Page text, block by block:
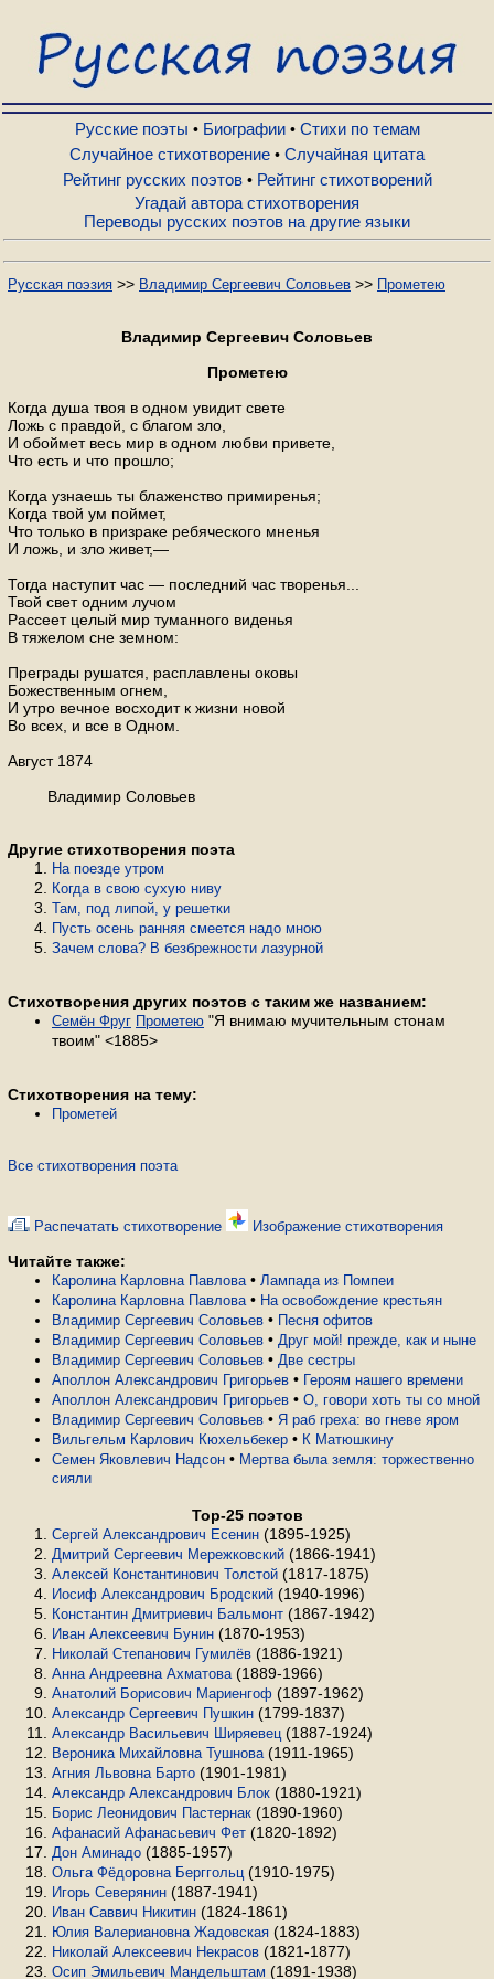
Русские поэты
Биографии
Стихи по темам
Случайное стихотворение
Рейтинг русских поэтов
Рейтинг стихотворений
Русские поэты • Биографии• Стихи по темам
Случайное стихотворение • Случайная цитата
Рейтинг русских поэтов• Рейтинг стихотворений
Угадай автора стихотворения
Переводы русских поэтов на другие языки
Русская поэзия >> Владимир Сергеевич Соловьев >> Прометею
Владимир Сергеевич Соловьев
Прометею
Когда душа твоя в одном увидит свете
Ложь с правдой, с благом зло,
И обоймет весь мир в одном любви привете,
Что есть и что прошло;
Когда узнаешь ты блаженство примиренья;
Когда твой ум поймет,
Что только в призраке ребяческого мненья
И ложь, и зло живет,—
Тогда наступит час — последний час творенья...
Твой свет одним лучом
Рассеет целый мир туманного виденья
В тяжелом сне земном:
Преграды рушатся, расплавлены оковы
Божественным огнем,
И утро вечное восходит к жизни новой
Во всех, и все в Одном.
Август 1874
Владимир Соловьев
Другие стихотворения поэта
На поезде утром
Когда в свою сухую ниву
Там, под липой, у решетки
Пусть осень ранняя смеется надо мною
Зачем слова? В безбрежности лазурной
Стихотворения других поэтов с таким же названием:
Семён Фруг Прометею "Я внимаю мучительным стонам
твоим" <1885>
Стихотворения на тему:
Прометей
Все стихотворения поэта
Распечатать стихотворение Изображение стихотворения
Читайте также:
Каролина Карловна Павлова • Лампада из Помпеи
Каролина Карловна Павлова • На освобождение крестьян
Владимир Сергеевич Соловьев • Песня офитов
Владимир Сергеевич Соловьев • Друг мой! прежде, как и ныне
Владимир Сергеевич Соловьев • Две сестры
Аполлон Александрович Григорьев • Героям нашего времени
Аполлон Александрович Григорьев • О, говори хоть ты со мной
Владимир Сергеевич Соловьев • Я раб греха: во гневе яром
Вильгельм Карлович Кюхельбекер • К Матюшкину
Семен Яковлевич Надсон • Мертва была земля: торжественно
сияли
Top-25 поэтов
Сергей Александрович Есенин (1895-1925)
Дмитрий Сергеевич Мережковский (1866-1941)
Алексей Константинович Толстой (1817-1875)
Иосиф Александрович Бродский (1940-1996)
Константин Дмитриевич Бальмонт (1867-1942)
Иван Алексеевич Бунин (1870-1953)
Николай Степанович Гумилёв (1886-1921)
Анна Андреевна Ахматова (1889-1966)
Анатолий Борисович Мариенгоф (1897-1962)
Александр Сергеевич Пушкин (1799-1837)
Александр Васильевич Ширяевец (1887-1924)
Вероника Михайловна Тушнова (1911-1965)
Агния Львовна Барто (1901-1981)
Александр Александрович Блок (1880-1921)
Борис Леонидович Пастернак (1890-1960)
Афанасий Афанасьевич Фет (1820-1892)
Дон Аминадо (1885-1957)
Ольга Фёдоровна Берггольц (1910-1975)
Игорь Северянин (1887-1941)
Иван Саввич Никитин (1824-1861)
Юлия Валериановна Жадовская (1824-1883)
Николай Алексеевич Некрасов (1821-1877)
Осип Эмильевич Мандельштам (1891-1938)